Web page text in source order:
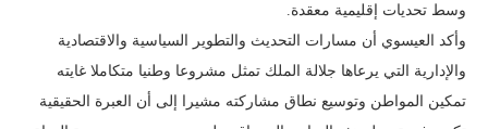
وسط تحديات إقليمية معقدة.
وأكد العيسوي أن مسارات التحديث والتطوير السياسية والاقتصادية
والإدارية التي يرعاها جلالة الملك تمثل مشروعا وطنيا متكاملا غايته
تمكين المواطن وتوسيع نطاق مشاركته مشيرا إلى أن العبرة الحقيقية